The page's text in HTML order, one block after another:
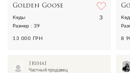
Golden Goose
3
Кеды
Размер : 39
13 000 ГРН 8
Iryna1
Частный продавец